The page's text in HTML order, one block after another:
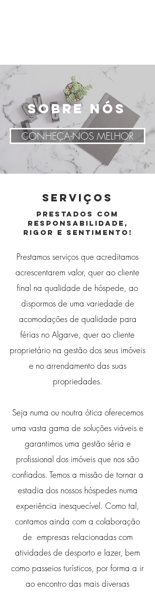
SOBRE NÓS
CONHEÇA-NOS MELHOR
SERVIÇOS
prestados com
responsabilidade,
rigor e sentimento!
Prestamos serviços que acreditamos
acrescentarem valor, quer ao cliente
final na qualidade de hóspede, ao
dispormos de uma variedade de
acomodações de qualidade para
férias no Algarve, quer ao cliente
proprietário na gestão dos seus imóveis
e no arrendamento das suas
propriedades.
Seja numa ou noutra ótica oferecemos
uma vasta gama de soluções viáveis e
garantimos uma gestão séria e
profissional dos imóveis que nos são
confiados. Temos a missão de tornar a
estadia dos nossos hóspedes numa
experiência inesquecível. Como tal,
contamos ainda com a colaboração
de empresas relacionadas com
atividades de desporto e lazer, bem
como passeios turísticos, por forma a ir
ao encontro das mais diversas